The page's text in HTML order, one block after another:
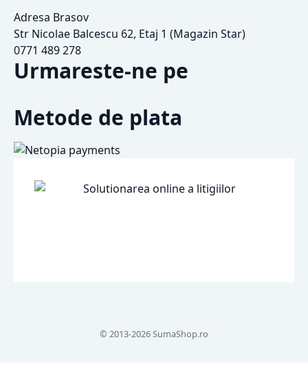
Adresa Brasov
Str Nicolae Balcescu 62, Etaj 1 (Magazin Star)
0771 489 278
Urmareste-ne pe
Metode de plata
© 2013-2026 SumaShop.ro